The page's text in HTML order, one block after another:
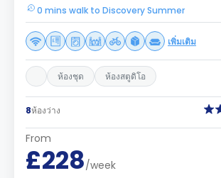
0 mins walk to Discovery Summer
เพิ่มเติม
ห้องชุด ห้องสตูดิโอ
8ห้องว่าง
From
£228/week